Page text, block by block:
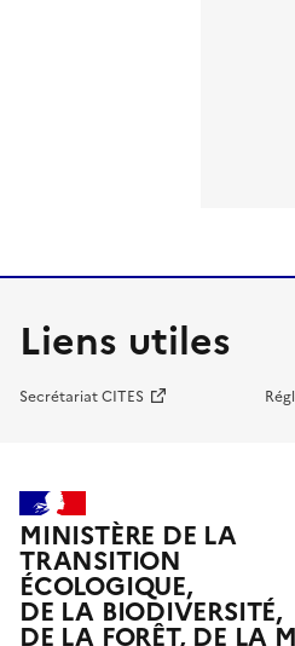
Liens utiles
Secrétariat CITES
MINISTÈRE DE LA
TRANSITION
ÉCOLOGIQUE,
DE LA BIODIVERSITÉ,
DE LA FORÊT, DE LA